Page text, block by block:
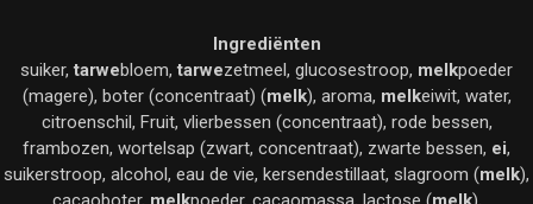
Ingrediënten
suiker,tarwebloem,tarwezetmeel, glucosestroop, melkpoeder
(magere), boter (concentraat) (melk), aroma, melkeiwit, water,
citroenschil, Fruit, vlierbessen (concentraat), rode bessen,
frambozen, wortelsap (zwart, concentraat), zwarte bessen, ei,
suikerstroop, alcohol, eau de vie, kersendestillaat, slagroom (melk),